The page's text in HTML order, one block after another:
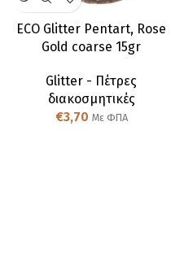
ECO Glitter Pentart, Rose
Gold coarse 15gr
Glitter - Πέτρες
διακοσμητικές
€3,70 Με ΦΠΑ